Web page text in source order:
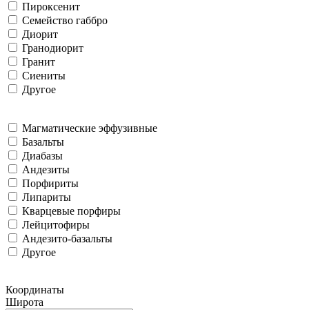
Пироксенит
Семейство габбро
Диорит
Гранодиорит
Гранит
Сиениты
Другое
Магматические эффузивные
Базальты
Диабазы
Андезиты
Порфириты
Липариты
Кварцевые порфиры
Лейцитофиры
Андезито-базальты
Другое
Координаты
Широта